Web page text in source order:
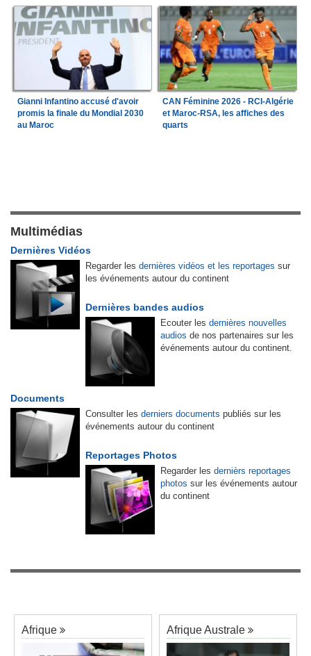
Gianni Infantino accusé d'avoir
promis la finale du Mondial 2030
au Maroc
CAN Féminine 2026 - RCI-Algérie
et Maroc-RSA, les affiches des
quarts
Multimédias
Dernières Vidéos
Regarder les dernières vidéos et les reportages sur
les événements autour du continent
Dernières bandes audios
Ecouter les dernières nouvelles
audios de nos partenaires sur les
événements autour du continent.
Documents
Consulter les derniers documents publiés sur les
événements autour du continent
Reportages Photos
Regarder les dernièrs reportages
photos sur les événements autour
du continent
Afrique Afrique Australe